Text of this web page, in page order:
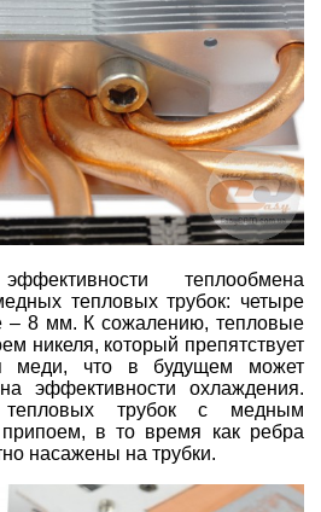
теплообмена
тепловых трубок: четыре
– 8 мм. К сожалению, тепловые
никеля, который препятствует
меди, что в будущем может
эффективности охлаждения.
трубок с медным
в то время как ребра
насажены на трубки.